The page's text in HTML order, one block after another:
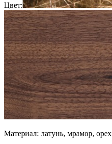
Цвет:
Материал: латунь, мрамор, орех